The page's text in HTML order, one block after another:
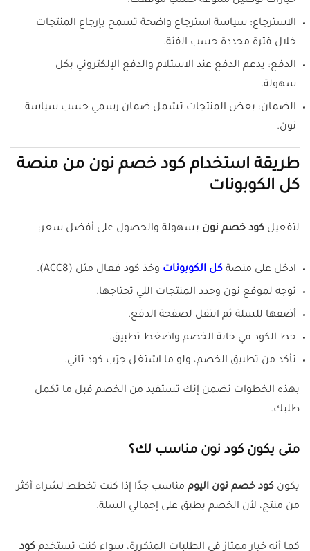
الاسترجاع: سياسة استرجاع واضحة تسمح بإرجاع المنتجات
خلال فترة محددة حسب الفئة.
الدفع: يدعم الدفع عند الاستلام والدفع الإلكتروني بكل
سهولة.
الضمان: بعض المنتجات تشمل ضمان رسمي حسب سياسة
نون.
طريقة استخدام كود خصم نون من منصة
كل الكوبونات
لتفعيل كود خصم نون بسهولة والحصول على أفضل سعر:
ادخل على منصة كل الكوبونات وخذ كود فعال مثل (ACC8).
توجه لموقع نون وحدد المنتجات اللي تحتاجها.
أضفها للسلة ثم انتقل لصفحة الدفع.
حط الكود في خانة الخصم واضغط تطبيق.
تأكد من تطبيق الخصم، ولو ما اشتغل جرّب كود ثاني.
بهذه الخطوات تضمن إنك تستفيد من الخصم قبل ما تكمل
طلبك.
متى يكون كود نون مناسب لك؟
يكون كود خصم نون اليوم مناسب جدًا إذا كنت تخطط لشراء أكثر
من منتج، لأن الخصم يطبق على إجمالي السلة.
كما أنه خيار ممتاز في الطلبات المتكررة، سواء كنت تستخدم كود